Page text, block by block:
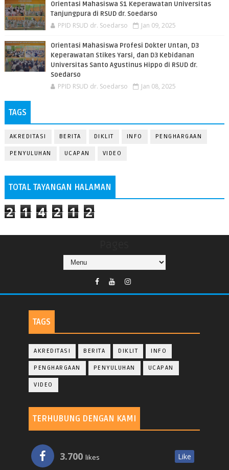
Orientasi Mahasiswa S1 Keperawatan Universitas
Tanjungpura di RSUD dr. Soedarso
PPID RSUD dr. Soedarso Jan 09, 2025
Orientasi Mahasiswa Profesi Dokter Untan, D3
Keperawatan Stikes Yarsi, dan D3 Kebidanan
Universitas Santo Agustinus Hippo di RSUD dr.
Soedarso
PPID RSUD dr. Soedarso Jan 08, 2025
TAGS
AKREDITASI BERITA DIKLIT INFO PENGHARGAAN
PENYULUHAN UCAPAN VIDEO
TOTAL TAYANGAN HALAMAN
2 1 4 2 1 2
TAGS
AKREDITASI BERITA DIKLIT INFO
PENGHARGAAN PENYULUHAN UCAPAN
VIDEO
TERHUBUNG DENGAN KAMI
3.700 likes Like